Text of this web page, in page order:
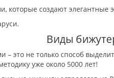
которые создают
Виды
это не только способ
уже около 5000 лет!